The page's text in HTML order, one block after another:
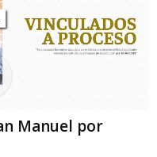
Manuel por